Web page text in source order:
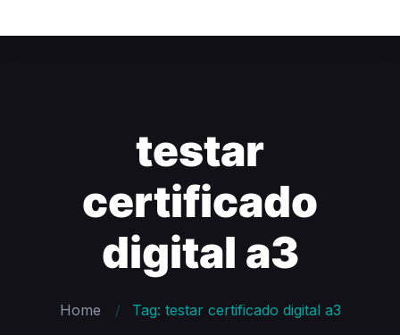
testar
certificado
digital a3
Home Tag: testar certificado digital a3